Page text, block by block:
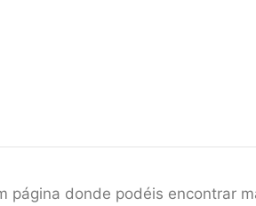
página donde podéis encontrar